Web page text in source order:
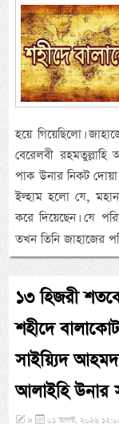
হয়ে গিয়েছিলো।
বেরেলবী
পাক উনার নিকট
ইল্হাম হলো যে, মহান
করে দিয়েছেন। যে
তখন তিনি জাহাজের
১৩ হিজরী
শহীদে
সাইয়্যিদ আহমদ
আলাইহি উনার
» ০১ আগস্ট, ২০২৬